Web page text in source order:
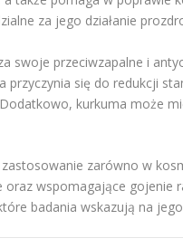
za jego działanie
swoje przeciwzapalne i
przyczynia się do redukcji
kurkuma może
zarówno w
oraz wspomagające
badania wskazują na